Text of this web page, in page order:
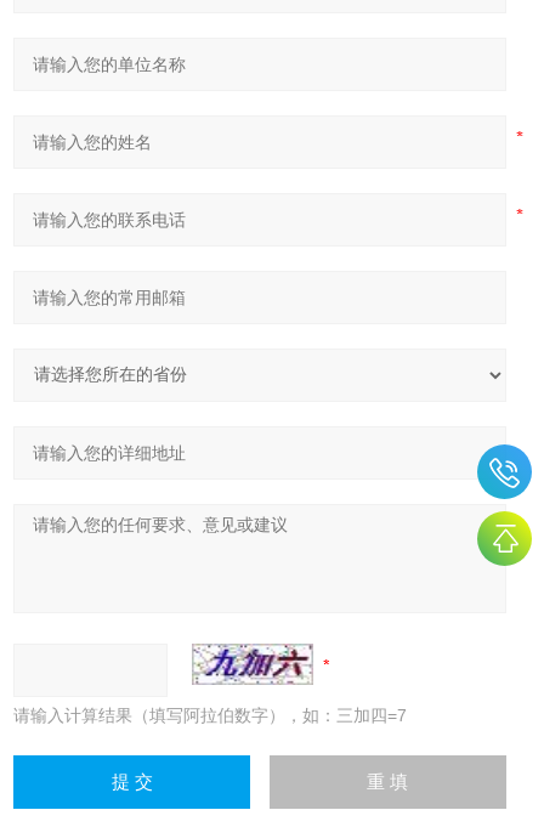
请输入计算结果（填写阿拉伯数字），如：三加四=7